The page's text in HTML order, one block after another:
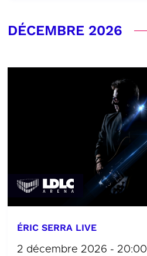
DÉCEMBRE 2026
ÉRIC SERRA LIVE
2 décembre 2026 - 20:00